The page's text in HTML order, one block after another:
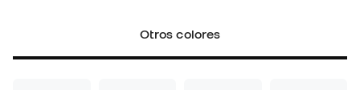
Otros colores